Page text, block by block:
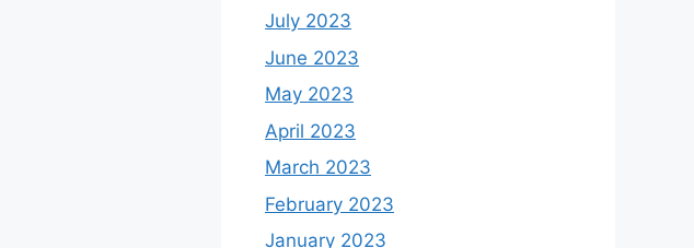
July 2023
June 2023
May 2023
April 2023
March 2023
February 2023
January 2023